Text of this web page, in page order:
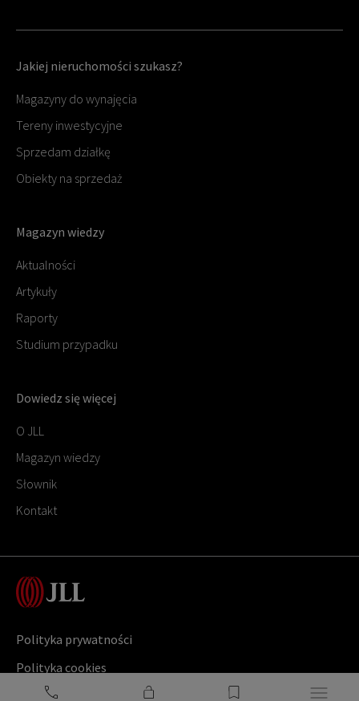
Jakiej nieruchomości szukasz?
Magazyny do wynajęcia
Tereny inwestycyjne
Sprzedam działkę
Obiekty na sprzedaż
Magazyn wiedzy
Aktualności
Artykuły
Raporty
Studium przypadku
Dowiedz się więcej
O JLL
Magazyn wiedzy
Słownik
Kontakt
Copyright © Jones Lang LaSalle
Polityka prywatności
Polityka cookies